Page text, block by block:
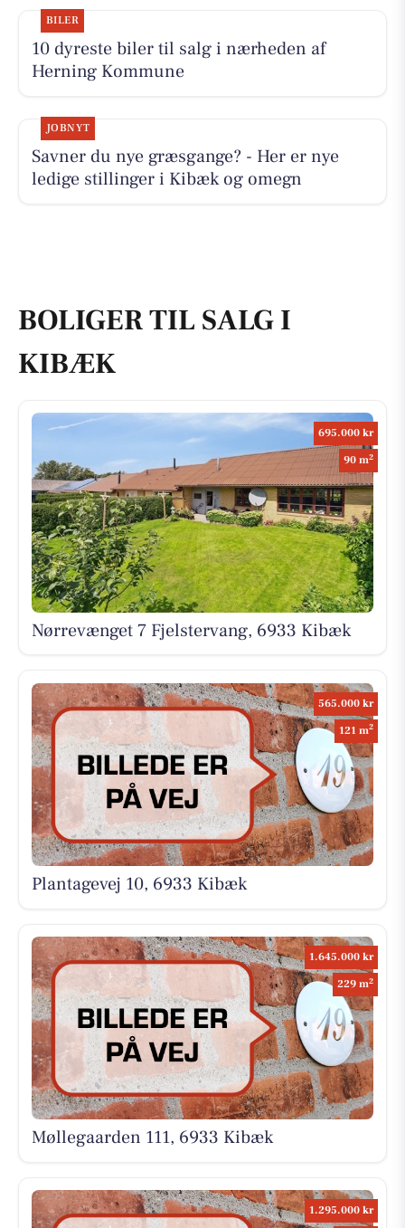
BILER
10 dyreste biler til salg i nærheden af
Herning Kommune
JOBNYT
Savner du nye græsgange? - Her er nye
ledige stillinger i Kibæk og omegn
BOLIGER TIL SALG I
KIBÆK
695.000 kr
90 m2
Nørrevænget 7 Fjelstervang, 6933 Kibæk
565.000 kr
121 m2
Plantagevej 10, 6933 Kibæk
1.645.000 kr
229 m2
Møllegaarden 111, 6933 Kibæk
1.295.000 kr